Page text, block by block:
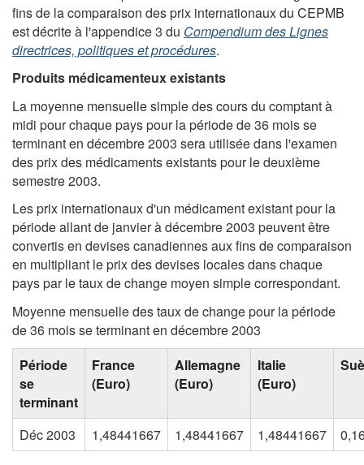
fins de la comparaison des prix internationaux du CEPMB
est décrite à l'appendice 3 du Compendium des Lignes
directrices, politiques et procédures.
Produits médicamenteux existants
La moyenne mensuelle simple des cours du comptant à
midi pour chaque pays pour la période de 36 mois se
terminant en décembre 2003 sera utilisée dans l'examen
des prix des médicaments existants pour le deuxième
semestre 2003.
Les prix internationaux d'un médicament existant pour la
période allant de janvier à décembre 2003 peuvent être
convertis en devises canadiennes aux fins de comparaison
en multipliant le prix des devises locales dans chaque
pays par le taux de change moyen simple correspondant.
Moyenne mensuelle des taux de change pour la période
de 36 mois se terminant en décembre 2003
Période
se
terminant
France
(Euro)
Allemagne
(Euro)
Italie
(Euro)
Déc 2003 1,48441667 1,48441667 1,48441667